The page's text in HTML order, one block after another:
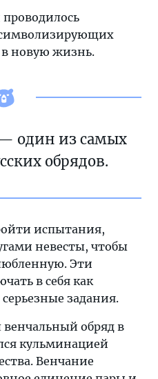
проводилось
новую жизнь.
один из самых
обрядов.
испытания,
невесты, чтобы
Эти
в себя как
задания.
венчальный обряд в
кульминацией
Венчание